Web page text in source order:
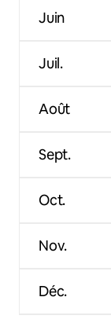
Juin
Juil.
Août
Sept.
Oct.
Nov.
Déc.